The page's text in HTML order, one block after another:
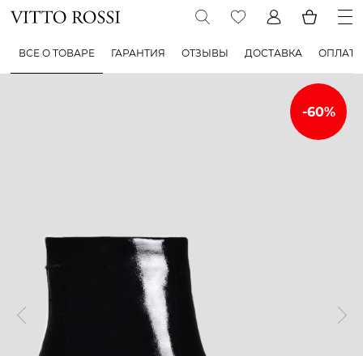
ВСЕ О ТОВАРЕ ГАРАНТИЯ ОТЗЫВЫ ДОСТАВКА ОПЛАТА